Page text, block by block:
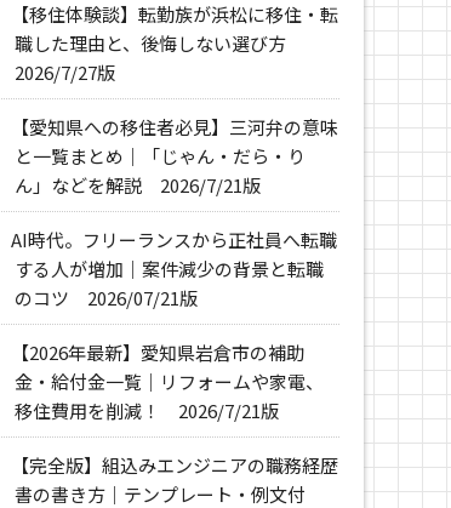
【移住体験談】転勤族が浜松に移住・転
職した理由と、後悔しない選び方
2026/7/27版
【愛知県への移住者必見】三河弁の意味
と一覧まとめ｜「じゃん・だら・り
ん」などを解説 2026/7/21版
AI時代。フリーランスから正社員へ転職
する人が増加｜案件減少の背景と転職
のコツ 2026/07/21版
【2026年最新】愛知県岩倉市の補助
金・給付金一覧｜リフォームや家電、
移住費用を削減！ 2026/7/21版
【完全版】組込みエンジニアの職務経歴
書の書き方｜テンプレート・例文付